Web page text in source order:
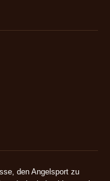
den Angelsport zu